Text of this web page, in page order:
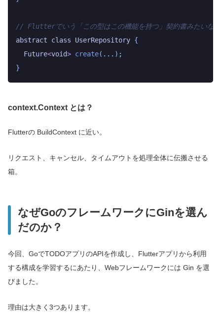
// Flutterでいう「この型はこの機能を持つ」契約書みたいな
abstract class UserRepository {
  Future
<void> create( ... ) ;
}
context.Context とは？
Flutterの BuildContext に近い。
リクエスト、キャンセル、タイムアウトを処理全体に伝搬させる
箱。
なぜGoのフレームワークにGinを選ん
だのか？
今回、GoでTODOアプリのAPIを作成し、Flutterアプリから利用
する構成を学習するにあたり、Webフレームワークには Gin を選
びました。
理由は大きく3つあります。